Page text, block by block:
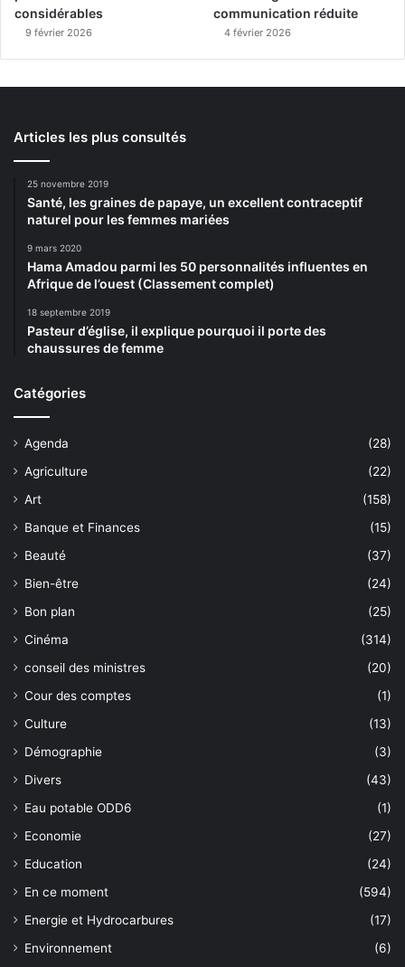
considérables
9 février 2026
communication réduite
4 février 2026
Articles les plus consultés
25 novembre 2019
Santé, les graines de papaye, un excellent contraceptif
naturel pour les femmes mariées
9 mars 2020
Hama Amadou parmi les 50 personnalités influentes en
Afrique de l’ouest (Classement complet)
18 septembre 2019
Pasteur d’église, il explique pourquoi il porte des
chaussures de femme
Catégories
Agenda
(28)
Agriculture
(22)
Art
(158)
Banque et Finances
(15)
Beauté
(37)
Bien-être
(24)
Bon plan
(25)
Cinéma
(314)
conseil des ministres
(20)
Cour des comptes
(1)
Culture
(13)
Démographie
(3)
Divers
(43)
Eau potable ODD6
(1)
Economie
(27)
Education
(24)
En ce moment
(594)
Energie et Hydrocarbures
(17)
Environnement
(6)